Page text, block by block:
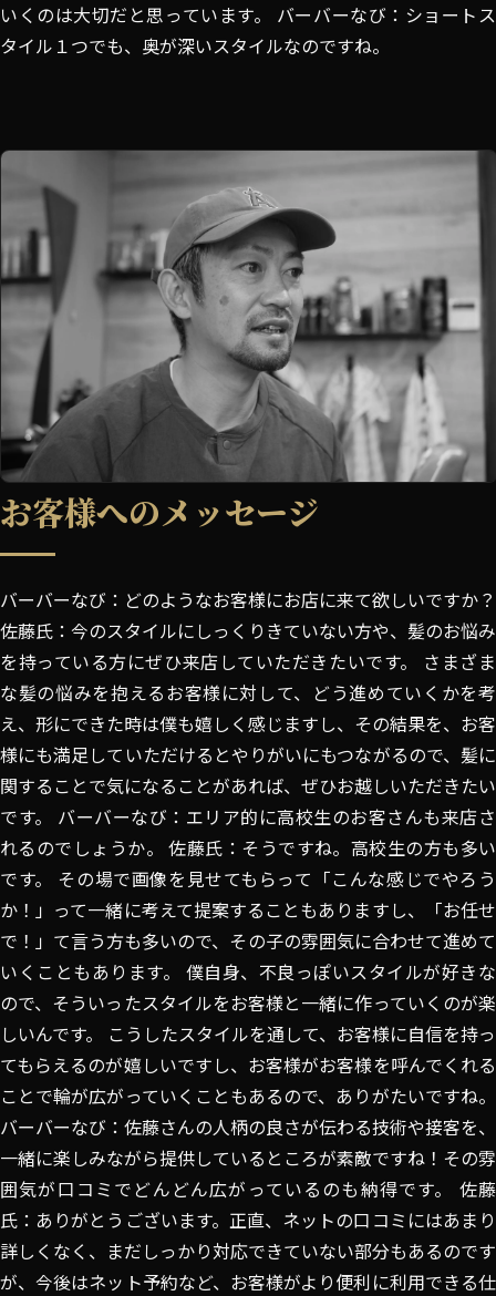
いくのは大切だと思っています。 バーバーなび：ショートス
タイル１つでも、奥が深いスタイルなのですね。
お客様へのメッセージ
バーバーなび：どのようなお客様にお店に来て欲しいですか？
佐藤氏：今のスタイルにしっくりきていない方や、髪のお悩み
を持っている方にぜひ来店していただきたいです。 さまざま
な髪の悩みを抱えるお客様に対して、どう進めていくかを考
え、形にできた時は僕も嬉しく感じますし、その結果を、お客
様にも満足していただけるとやりがいにもつながるので、髪に
関することで気になることがあれば、ぜひお越しいただきたい
です。 バーバーなび：エリア的に高校生のお客さんも来店さ
れるのでしょうか。 佐藤氏：そうですね。高校生の方も多い
です。 その場で画像を見せてもらって「こんな感じでやろう
か！」って一緒に考えて提案することもありますし、「お任せ
で！」て言う方も多いので、その子の雰囲気に合わせて進めて
いくこともあります。 僕自身、不良っぽいスタイルが好きな
ので、そういったスタイルをお客様と一緒に作っていくのが楽
しいんです。 こうしたスタイルを通して、お客様に自信を持っ
てもらえるのが嬉しいですし、お客様がお客様を呼んでくれる
ことで輪が広がっていくこともあるので、ありがたいですね。
バーバーなび：佐藤さんの人柄の良さが伝わる技術や接客を、
一緒に楽しみながら提供しているところが素敵ですね！その雰
囲気が口コミでどんどん広がっているのも納得です。 佐藤
氏：ありがとうございます。正直、ネットの口コミにはあまり
詳しくなく、まだしっかり対応できていない部分もあるのです
が、今後はネット予約など、お客様がより便利に利用できる仕